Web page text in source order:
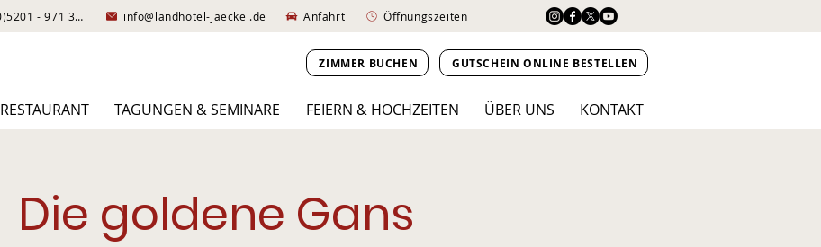
+49 (0)5201 - 971 330 info@landhotel-jaeckel.de Anfahrt Öffnungszeiten
ZIMMER BUCHEN GUTSCHEIN ONLINE BESTELLEN
RESTAURANT TAGUNGEN & SEMINARE FEIERN & HOCHZEITEN ÜBER UNS KONTAKT
Die goldene Gans